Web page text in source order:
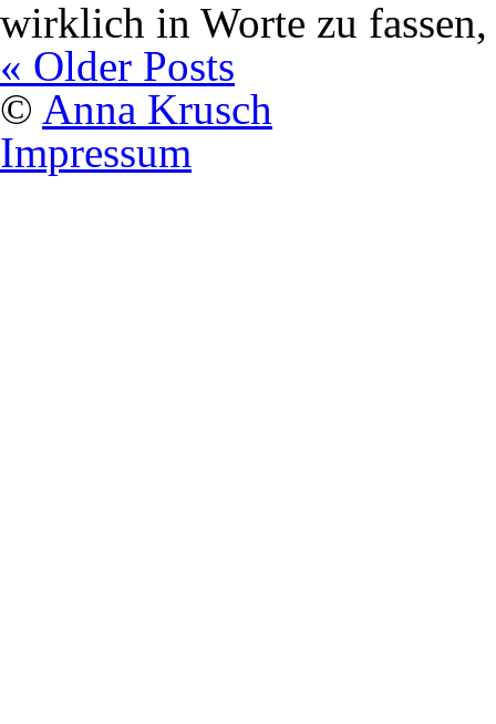
wirklich in Worte zu
« Older Posts
© Anna Krusch
Impressum